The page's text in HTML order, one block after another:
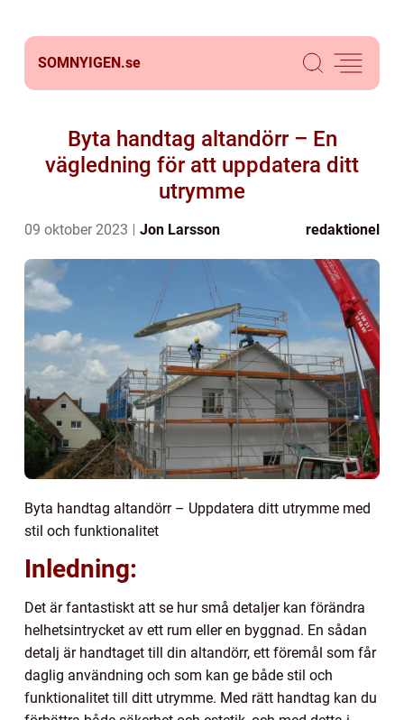
SOMNYIGEN.se
Byta handtag altandörr – En
vägledning för att uppdatera ditt
utrymme
09 oktober 2023 Jon Larsson redaktionel
Byta handtag altandörr – Uppdatera ditt utrymme med
stil och funktionalitet
Inledning:
Det är fantastiskt att se hur små detaljer kan förändra
helhetsintrycket av ett rum eller en byggnad. En sådan
detalj är handtaget till din altandörr, ett föremål som får
daglig användning och som kan ge både stil och
funktionalitet till ditt utrymme. Med rätt handtag kan du